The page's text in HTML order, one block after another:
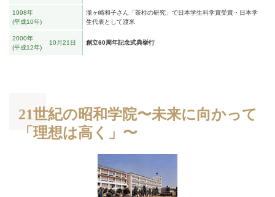
1998年
平成10年
瀧ヶ崎和子さん「茶柱の研究」で日本学生科学賞受賞・日本学
生代表として渡米
2000年
平成12年
10月21日 創立60周年記念式典挙行
21世紀の昭和学院〜未来に向かって
「理想は高く」〜